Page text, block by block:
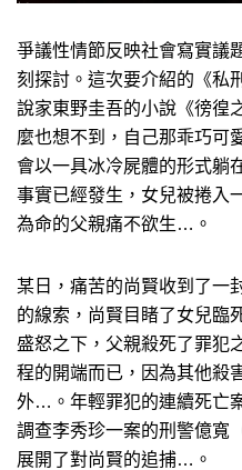
爭議性情節反映社會寫實議
刻探討。這次要介紹的《私
說家東野圭吾的小說《徬徨
麼也想不到，自己那乖巧可
會以一具冰冷屍體的形式躺
事實已經發生，女兒被捲入
為命的父親痛不欲生…。
某日，痛苦的尚賢收到了一
的線索，尚賢目睹了女兒臨
盛怒之下，父親殺死了罪犯
程的開端而已，因為其他殺
外…。年輕罪犯的連續死亡
調查李秀珍一案的刑警億寬
展開了對尚賢的追捕…。